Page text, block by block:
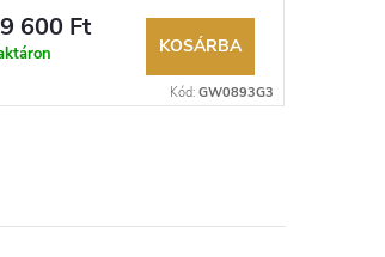
Hivatalos márkakereskedő.
600 Ft
KOSÁRBA
Kód: GW0893G3